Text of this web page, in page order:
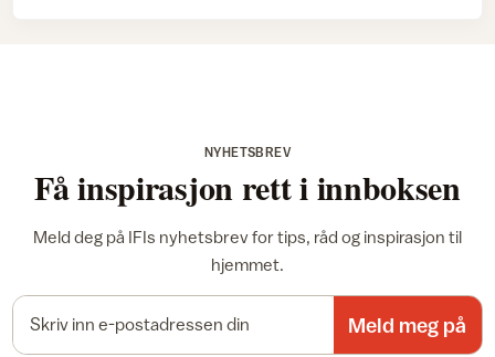
NYHETSBREV
Få inspirasjon rett i innboksen
Meld deg på IFIs nyhetsbrev for tips, råd og inspirasjon til
hjemmet.
Meld meg på